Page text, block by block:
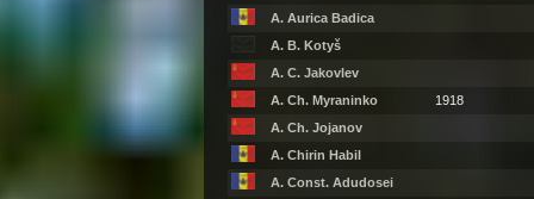
A. Aurica Badica
A. B. Kotyš
A. C. Jakovlev
A. Ch. Myraninko
1918
A. Ch. Jojanov
A. Chirin Habil
A. Const. Adudosei